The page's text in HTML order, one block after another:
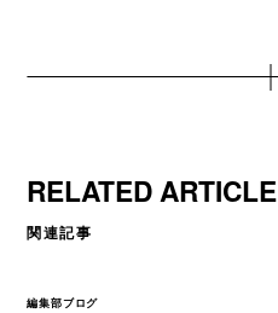
RELATED ARTICLE
関連記事
編集部ブログ